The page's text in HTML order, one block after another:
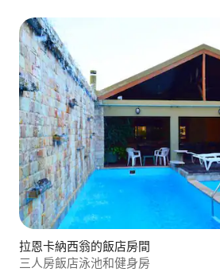
拉恩卡納西翁的飯店房間
三人房飯店泳池和健身房